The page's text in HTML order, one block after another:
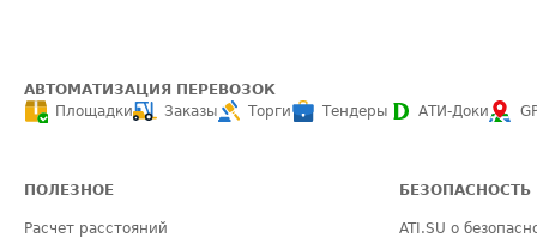
АВТОМАТИЗАЦИЯ ПЕРЕВОЗОК
Площадки
Заказы Торги Тендеры АТИ-Доки
ПОЛЕЗНОЕ
Расчет расстояний
БЕЗОПАСНОСТЬ
ATI.SU о